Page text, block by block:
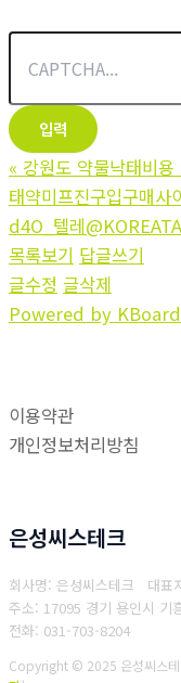
« 강원도 약물낙태비
태약미프진구입구매사
d4O_텔레
목록보기 답글쓰기
글수정 글삭제
Powered by KBoard
이용약관
개인정보처리방침
은성씨스테크
회사명: 은성씨스테크 대표
주소: 17095 경기 용인시 기
전화: 031-703-8204
Copyright © 2025 은성씨스